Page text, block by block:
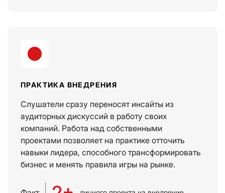
ПРАКТИКА ВНЕДРЕНИЯ
Слушатели сразу переносят инсайты из
аудиторных дискуссий в работу своих
компаний. Работа над собственными
проектами позволяет на практике отточить
навыки лидера, способного трансформировать
бизнес и менять правила игры на рынке.